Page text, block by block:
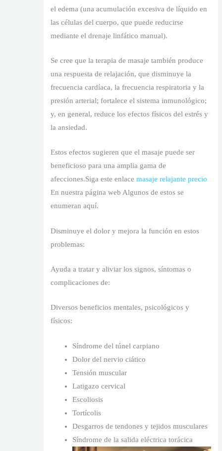
el edema (una acumulación excesiva de líquido en
las células del cuerpo, que puede reducirse
mediante el drenaje linfático manual).
Se cree que la terapia de masaje también produce
una respuesta de relajación, que disminuye la
frecuencia cardíaca, la frecuencia respiratoria y la
presión arterial; fortalece el sistema inmunológico;
y, en general, reduce los efectos físicos del estrés y
la ansiedad.
Estos efectos sugieren que el masaje puede ser
beneficioso para una amplia gama de
afecciones.Siga este enlacemasaje relajante precio
En nuestra página web Algunos de estos se
enumeran aquí.
Disminuye el dolor y mejora la función en estos
problemas:
Ayuda a tratar y aliviar los signos, síntomas o
complicaciones de:
Diversos beneficios mentales, psicológicos y
físicos:
Síndrome del túnel carpiano
Dolor del nervio ciático
Tensión muscular
Latigazo cervical
Escoliosis
Tortícolis
Desgarros de tendones y tejidos musculares
Síndrome de la salida eléctrica torácica